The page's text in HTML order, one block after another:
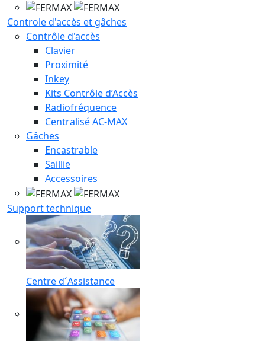
Controle d'accès et gâches
Contrôle d'accès
Clavier
Proximité
Inkey
Kits Contrôle d’Accès
Radiofréquence
Centralisé AC-MAX
Gâches
Encastrable
Saillie
Accessoires
Support technique
Centre d´Assistance